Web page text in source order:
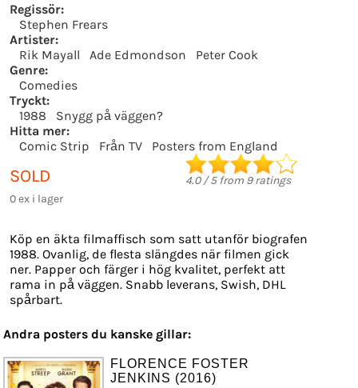
Regissör:
Stephen Frears
Artister:
Rik Mayall
Ade Edmondson
Peter Cook
Genre:
Comedies
Tryckt:
1988
Snygg på väggen?
Hitta mer:
Comic Strip
Från TV Posters from England
SOLD
0 ex i lager
4.0/5from 9ratings
Köp en äkta filmaffisch som satt utanför biografen
1988. Ovanlig, de flesta slängdes när filmen gick
ner. Papper och färger i hög kvalitet, perfekt att
rama in på väggen. Snabb leverans, Swish, DHL
spårbart.
Andra posters du kanske gillar:
FLORENCE FOSTER
JENKINS (2016)